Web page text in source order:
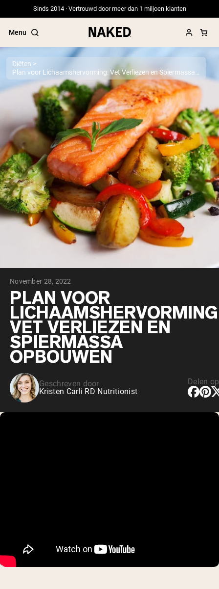
Sinds 2014 · Vertrouwd door meer dan 1 miljoen klanten
Menu
Populaire Zoektermen
”Protein Powder“
”Overnight Oats“
”Vegan protein“
”Collagen“
”Micellar Casein“
PROTEIN POWDERSBest Seller
Erwteneiwit
Grasgevoerd Wei Eiwit Poeder
Collageenpeptiden
Chocolade Grasgevoerde Wei
Vanille grasgevoerde wei
Weidegevoerde wei
VEGAN PROTEIN
Erwteneiwit
Diëten
November 28, 2022
PLAN VOOR
VET VERLIEZEN EN
SPIERMASSA
OPBOUWEN
Geschreven door
Kristen Carli RD Nutritionist
Delen op